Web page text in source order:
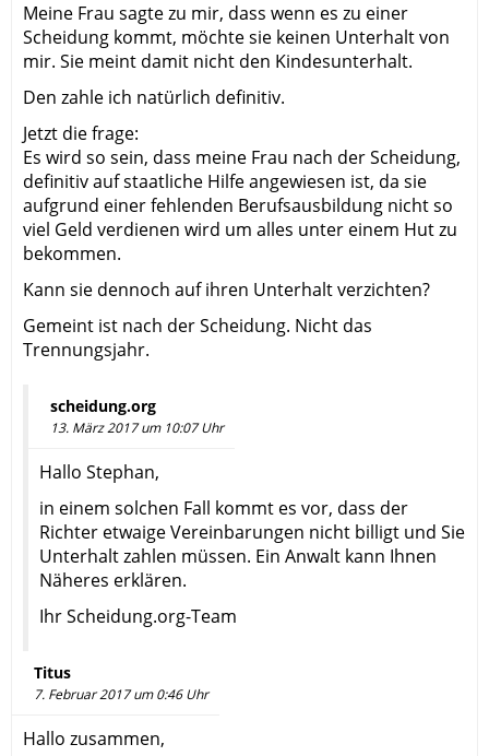
Meine Frau sagte zu mir, dass wenn es zu einer
Scheidung kommt, möchte sie keinen Unterhalt von
mir. Sie meint damit nicht den Kindesunterhalt.
Den zahle ich natürlich definitiv.
Jetzt die frage:
Es wird so sein, dass meine Frau nach der Scheidung,
definitiv auf staatliche Hilfe angewiesen ist, da sie
aufgrund einer fehlenden Berufsausbildung nicht so
viel Geld verdienen wird um alles unter einem Hut zu
bekommen.
Kann sie dennoch auf ihren Unterhalt verzichten?
Gemeint ist nach der Scheidung. Nicht das
Trennungsjahr.
scheidung.org
13. März 2017 um 10:07 Uhr
Hallo Stephan,
in einem solchen Fall kommt es vor, dass der
Richter etwaige Vereinbarungen nicht billigt und Sie
Unterhalt zahlen müssen. Ein Anwalt kann Ihnen
Näheres erklären.
Ihr Scheidung.org-Team
Titus
7. Februar 2017 um 0:46 Uhr
Hallo zusammen,